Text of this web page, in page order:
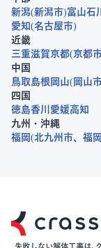
新潟 新潟市 富山石川
愛知 名古屋市
近畿
三重滋賀京都 京都
中国
鳥取島根 岡山 岡山
四国
徳島香川 愛媛高知
九州・沖縄
福岡
北九州市 福